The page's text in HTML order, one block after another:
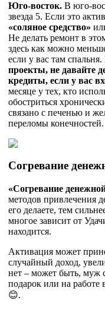
Юго-восток. В юго-
звезда 5. Если это
«соляное средство»
Не делать ремонт в
здесь как можно
если у вас там спальня.
проекты, не давайте
кредиты, если у вас
месяце у тех, кто
обостриться
связано с печенью и
переломы конечностей.
Согревание
«Согревание
методов привлечения
его делаете, тем
многое зависит от
находится.
Активация может
случайный доход,
нет – может быть, муж
подарок или на
😊.